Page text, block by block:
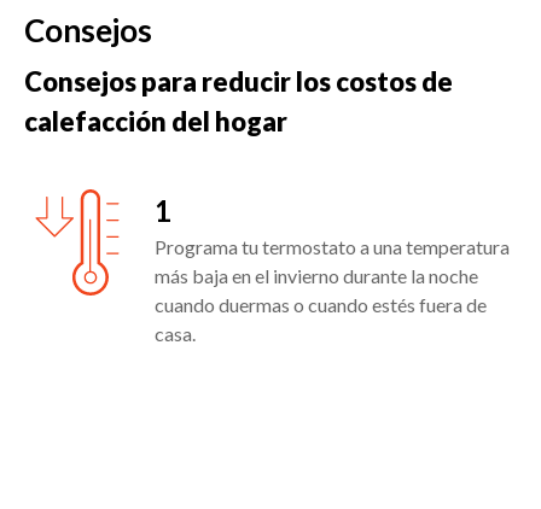
Consejos
Consejos para reducir los costos de
calefacción del hogar
1
Programa tu termostato a una temperatura
más baja en el invierno durante la noche
cuando duermas o cuando estés fuera de
casa.